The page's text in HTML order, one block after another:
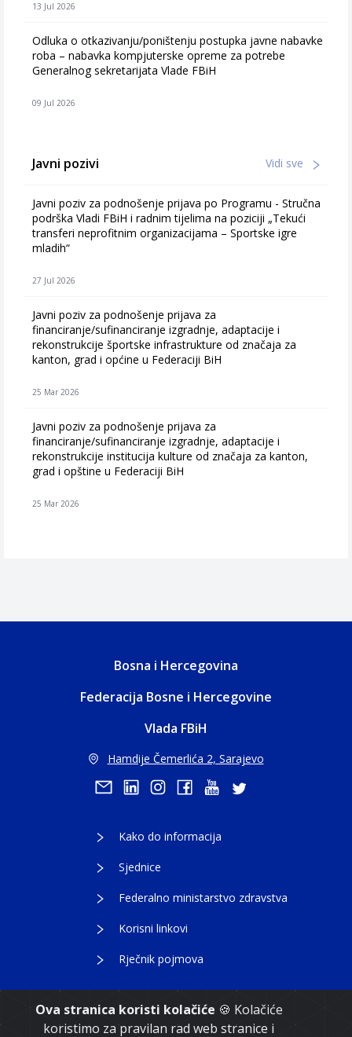
Ova stranica koristi kolačiće 🍪 Kolačiće
koristimo za pravilan rad web stranice i
13 Jul 2026
Odluka o otkazivanju/poništenju postupka javne nabavke
roba – nabavka kompjuterske opreme za potrebe
Generalnog sekretarijata Vlade FBiH
09 Jul 2026
Javni pozivi Vidi sve
Javni poziv za podnošenje prijava po Programu - Stručna
podrška Vladi FBiH i radnim tijelima na poziciji „Tekući
transferi neprofitnim organizacijama – Sportske igre
mladih“
27 Jul 2026
Javni poziv za podnošenje prijava za
financiranje/sufinanciranje izgradnje, adaptacije i
rekonstrukcije športske infrastrukture od značaja za
kanton, grad i općine u Federaciji BiH
25 Mar 2026
Javni poziv za podnošenje prijava za
financiranje/sufinanciranje izgradnje, adaptacije i
rekonstrukcije institucija kulture od značaja za kanton,
grad i opštine u Federaciji BiH
25 Mar 2026
Bosna i Hercegovina
Federacija Bosne i Hercegovine
Vlada FBiH
Hamdije Čemerlića 2, Sarajevo
Kako do informacija
Sjednice
Federalno ministarstvo zdravstva
Korisni linkovi
Rječnik pojmova